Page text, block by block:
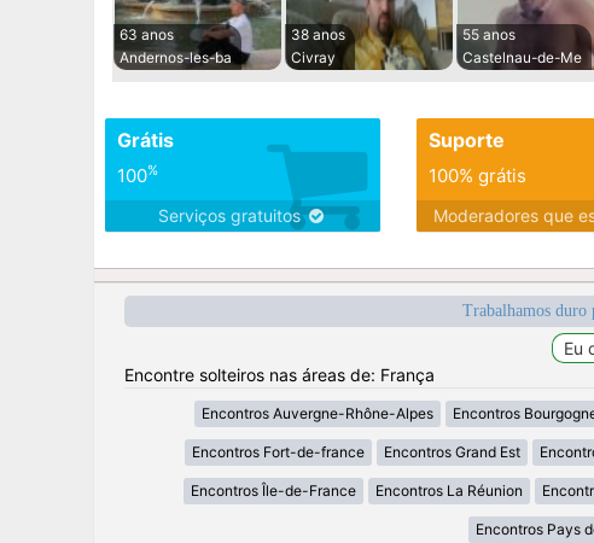
63 anos
Andernos-les-ba
38 anos
Civray
55 anos
Castelnau-de-Me
Grátis
100%
Serviços gratuitos
Suporte
100% grátis
Moderadores que
Trabalhamos
Encontre solteiros nas áreas de: França
Encontros Auvergne-Rhône-Alpes Encontros
Encontros Fort-de-france Encontros Grand Est
Encontros Île-de-France Encontros La Réunion
Encontros Pays